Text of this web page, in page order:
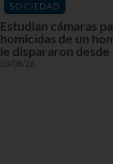
SOCIEDAD
Estudian cámaras
homicidas de un
le dispararon desde
03/08/26